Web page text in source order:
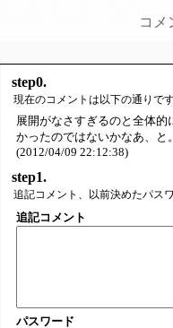
コメ
step0.
現在のコメントは以下の通りで
展開がなさすぎるのと全体
かったのではないかなあ、と
(2012/04/09 22:12:38)
step1.
追記コメント、以前決めたパス
追記コメント
パスワード